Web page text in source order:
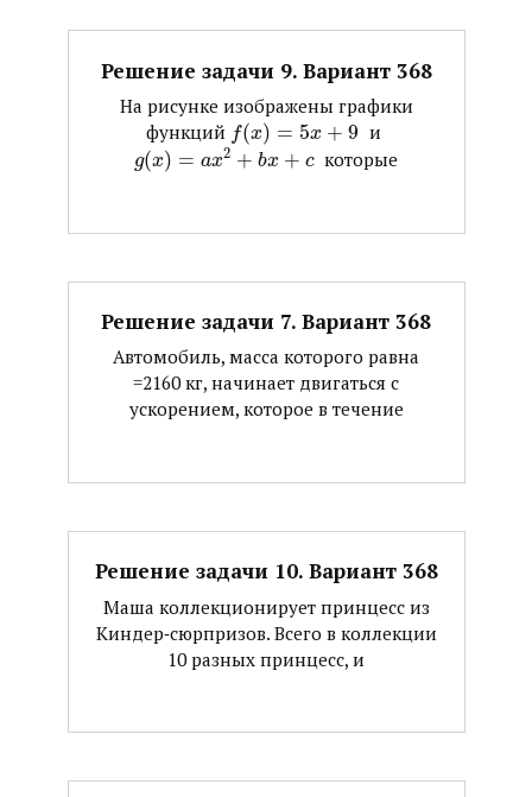
Решение задачи 9. Вариант 368
На рисунке изображены графики
функций ​ f(x) = 5x + 9 ​ и ​
g(x) = ax2 + bx + c ​ которые
Решение задачи 7. Вариант 368
Автомобиль, масса которого равна
=2160 кг, начинает двигаться с
ускорением, которое в течение
Решение задачи 10. Вариант 368
Маша коллекционирует принцесс из
Киндер‐сюрпризов. Всего в коллекции
10 разных принцесс, и